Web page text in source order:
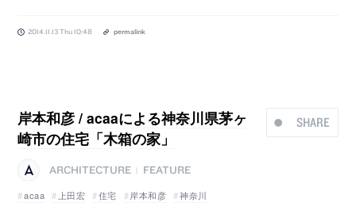
2014.11.13 Thu 10:48 permalink
SHARE
岸本和彦 / acaaによる神奈川県茅ヶ
崎市の住宅「木箱の家」
ARCHITECTURE
FEATURE
acaa
上田宏 住宅 岸本和彦 神奈川